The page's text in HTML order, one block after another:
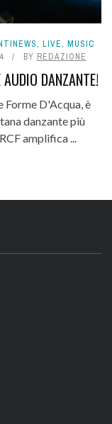
, LIVE, MUSIC
BY REDAZIONE
DANZANTE!
Forme D'Acqua, è
danzante più
amplifica ...